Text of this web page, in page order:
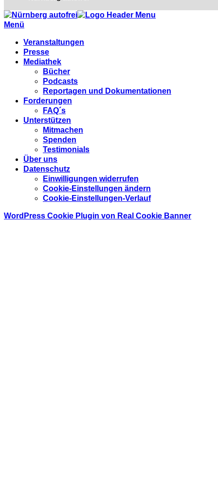
Menü
Veranstaltungen
Presse
Mediathek
Bücher
Podcasts
Reportagen und Dokumentationen
Forderungen
FAQ´s
Unterstützen
Mitmachen
Spenden
Testimonials
Über uns
Datenschutz
Einwilligungen widerrufen
Cookie-Einstellungen ändern
Cookie-Einstellungen-Verlauf
WordPress Cookie Plugin von Real Cookie Banner